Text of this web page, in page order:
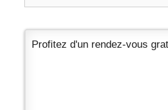
Profitez d'un rendez-vous